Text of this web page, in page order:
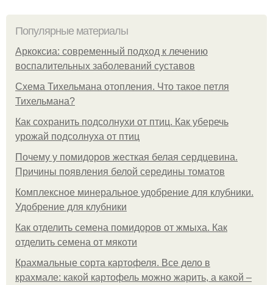
Популярные материалы
Аркоксиа: современный подход к лечению
воспалительных заболеваний суставов
Схема Тихельмана отопления. Что такое петля
Тихельмана?
Как сохранить подсолнухи от птиц. Как уберечь
урожай подсолнуха от птиц
Почему у помидоров жесткая белая сердцевина.
Причины появления белой середины томатов
Комплексное минеральное удобрение для клубники.
Удобрение для клубники
Как отделить семена помидоров от жмыха. Как
отделить семена от мякоти
Крахмальные сорта картофеля. Все дело в
крахмале: какой картофель можно жарить, а какой –